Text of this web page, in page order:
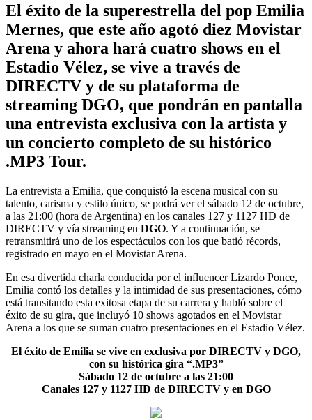
El éxito de la superestrella del pop Emilia
Mernes, que este año agotó diez Movistar
Arena y ahora hará cuatro shows en el
Estadio Vélez, se vive a través de
DIRECTV y de su plataforma de
streaming DGO, que pondrán en pantalla
una entrevista exclusiva con la artista y
un concierto completo de su histórico
.MP3 Tour.
La entrevista a Emilia, que conquistó la escena musical con su
talento, carisma y estilo único, se podrá ver el sábado 12 de octubre,
a las 21:00 (hora de Argentina) en los canales 127 y 1127 HD de
DIRECTV y vía streaming en DGO. Y a continuación, se
retransmitirá uno de los espectáculos con los que batió récords,
registrado en mayo en el Movistar Arena.
En esa divertida charla conducida por el influencer Lizardo Ponce,
Emilia contó los detalles y la intimidad de sus presentaciones, cómo
está transitando esta exitosa etapa de su carrera y habló sobre el
éxito de su gira, que incluyó 10 shows agotados en el Movistar
Arena a los que se suman cuatro presentaciones en el Estadio Vélez.
El éxito de Emilia se vive en exclusiva por DIRECTV y DGO,
con su histórica gira “.MP3”
Sábado 12 de octubre a las 21:00
Canales 127 y 1127 HD de DIRECTV y en DGO